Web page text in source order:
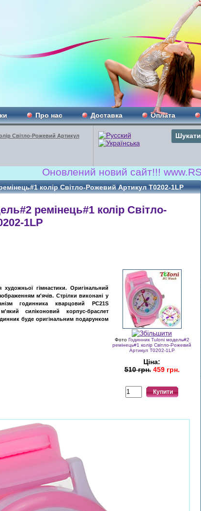
Про нас Доставка Оплата
Світло-Рожевий Артикул Шукати
Оновлений новий сайт!!! www.RSG.IN.UA
колір Світло-Рожевий Артикул T0202-1LP
ремінець#1 колір Світло-
1LP
Фото Годинник Tuloni модель#2
ремінець#1 колір Світло-Рожевий
Артикул T0202-1LP
Ціна:
510 грн. 459 грн.
Купити
художньої гімнастики.
Оригінальний
м'ячів. Стрілки виконані у
годинника кварцовий
PC21S
м'який силіконовий корпус-браслет
буде оригінальним подарунком